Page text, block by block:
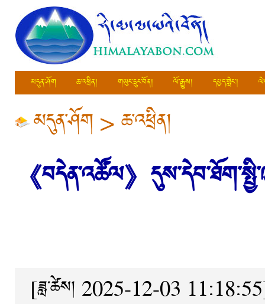
མདུན་ཤོག ཆ་འཕྲིན། གཡུང་དྲུང་བོན། ལོ་རྒྱུས། དཔྱད་གླེང་།
མདུན་ཤོག >ཆ་འཕྲིན།
《བདེན་འཚོལ》
[ཟླ་ཚེས། 2025-12-03